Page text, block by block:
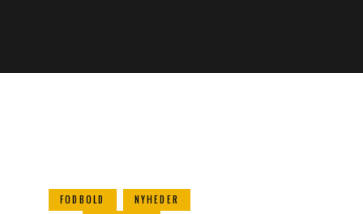
FODBOLD
NYHEDER